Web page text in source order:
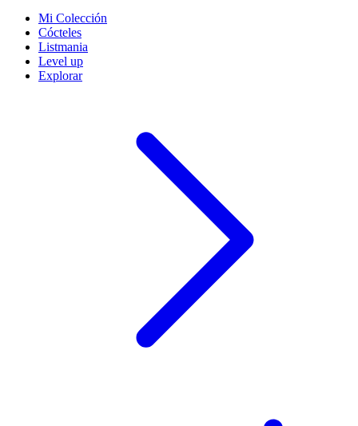
Mi Colección
Cócteles
Listmania
Level up
Explorar